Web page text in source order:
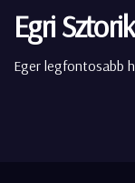
Egri Sztorik
Eger legfontosabb